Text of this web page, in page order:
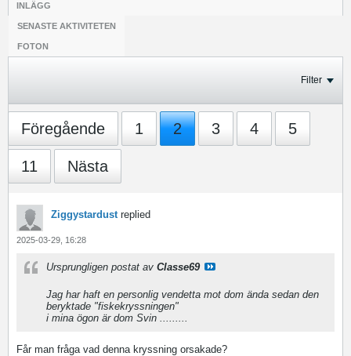
INLÄGG
SENASTE AKTIVITETEN
FOTON
Filter
Föregående 1 2 3 4 5
11 Nästa
Ziggystardustreplied
2025-03-29, 16:28
Ursprungligen postat av Classe69
Jag har haft en personlig vendetta mot dom ända sedan den
beryktade "fiskekryssningen"
i mina ögon är dom Svin .........
Får man fråga vad denna kryssning orsakade?